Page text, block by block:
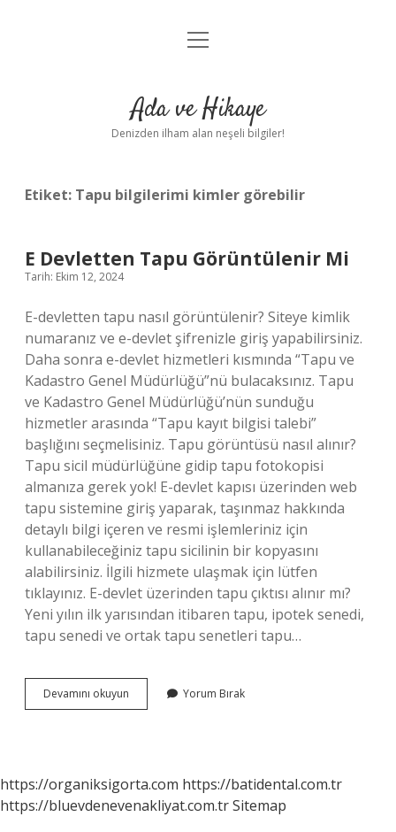
Anasayfa
Yasal Uyarı
menüyü
Ada ve Hikaye
Denizden ilham alan neşeli bilgiler!
Etiket: Tapu bilgilerimi kimler görebilir
E Devletten Tapu Görüntülenir Mi
Tarih: Ekim 12, 2024
E-devletten tapu nasıl görüntülenir? Siteye kimlik
numaranız ve e-devlet şifrenizle giriş yapabilirsiniz.
Daha sonra e-devlet hizmetleri kısmında “Tapu ve
Kadastro Genel Müdürlüğü”nü bulacaksınız. Tapu
ve Kadastro Genel Müdürlüğü’nün sunduğu
hizmetler arasında “Tapu kayıt bilgisi talebi”
başlığını seçmelisiniz. Tapu görüntüsü nasıl alınır?
Tapu sicil müdürlüğüne gidip tapu fotokopisi
almanıza gerek yok! E-devlet kapısı üzerinden web
tapu sistemine giriş yaparak, taşınmaz hakkında
detaylı bilgi içeren ve resmi işlemleriniz için
kullanabileceğiniz tapu sicilinin bir kopyasını
alabilirsiniz. İlgili hizmete ulaşmak için lütfen
tıklayınız. E-devlet üzerinden tapu çıktısı alınır mı?
Yeni yılın ilk yarısından itibaren tapu, ipotek senedi,
tapu senedi ve ortak tapu senetleri tapu…
Devamını okuyun
Devletten
Yorum Bırak
https://organiksigorta.com https://batidental.com.tr
https://bluevdenevenakliyat.com.trSitemap